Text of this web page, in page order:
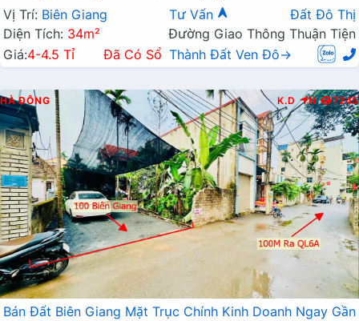
Vị Trí: Biên Giang Tư Vấn
Đất Đô Thị
Diện Tích: 34m²
Đường Giao Thông Thuận Tiện
Giá:4-4.5 Tỉ Đã Có Sổ Thành Đất Ven Đô→
HÀ ĐÔNG K.D N 7245
Bán Đất Biên Giang Mặt Trục Chính Kinh Doanh Ngay Gần